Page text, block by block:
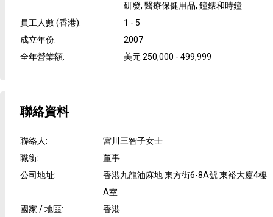
研發, 醫療保健用品, 鐘錶和時鐘
員工人數 (香港):
1 - 5
成立年份:
2007
全年營業額: 美元 250,000 - 499,999
聯絡資料
聯絡人:
宮川三智子女士
職銜:
董事
公司地址:
香港九龍油麻地 東方街6-8A號 東裕大廈4樓
A室
國家 / 地區: 香港